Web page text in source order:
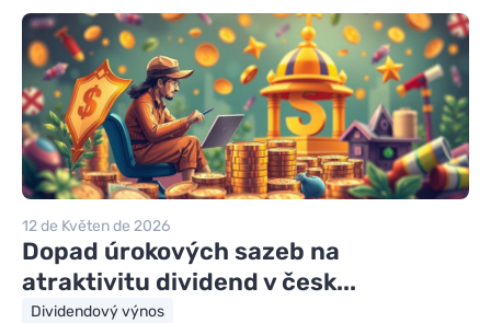
12 de Květen de 2026
Dopad úrokových sazeb na
atraktivitu dividend v česk...
Dividendový výnos